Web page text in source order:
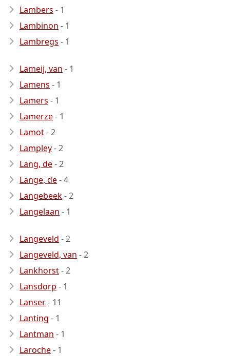
Lambers - 1
Lambinon - 1
Lambregs - 1
Lameij, van - 1
Lamens - 1
Lamers - 1
Lamerze- 1
Lamot- 2
Lampley- 2
Lang, de- 2
Lange, de- 4
Langebeek- 2
Langelaan - 1
Langeveld - 2
Langeveld, van - 2
Lankhorst- 2
Lansdorp - 1
Lanser- 11
Lanting - 1
Lantman - 1
Laroche- 1